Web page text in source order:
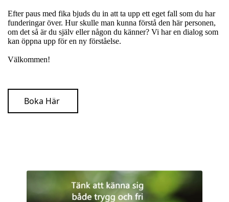
Efter paus med fika bjuds du in att ta upp ett eget fall som du har
funderingar över. Hur skulle man kunna förstå den här personen,
om det så är du själv eller någon du känner? Vi har en dialog som
kan öppna upp för en ny förståelse.
Välkommen!
Boka Här